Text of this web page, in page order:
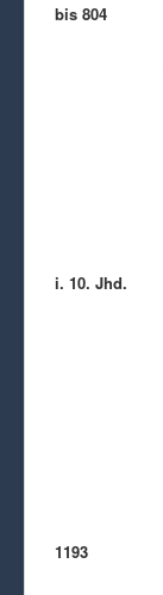
bis 804
i. 10. Jhd.
1193